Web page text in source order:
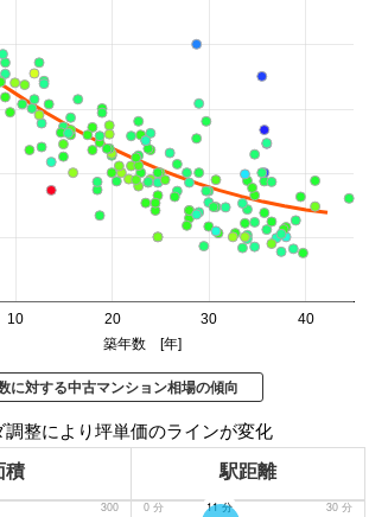
10 20 30 40
築年数 [年]
に対する中古マンション相場の傾向
調整により坪単価のラインが変化
積 駅距離
300 0分 30分
11分